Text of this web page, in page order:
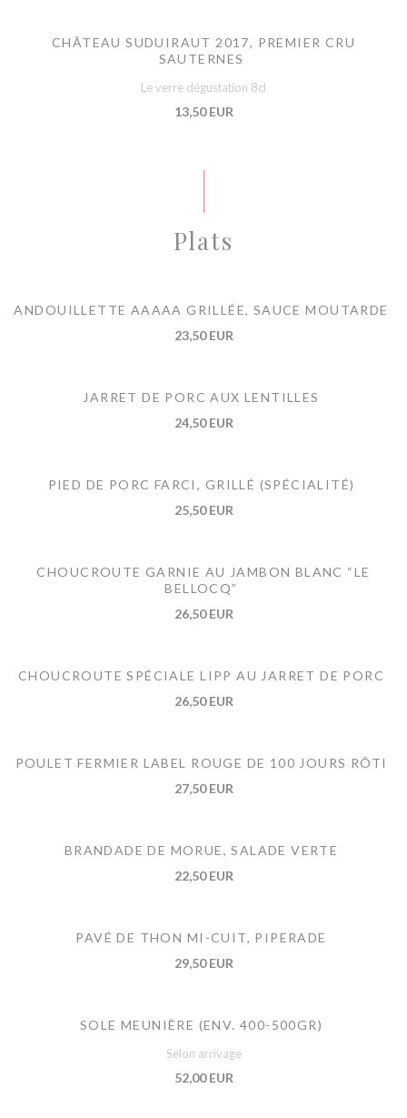
CHÂTEAU SUDUIRAUT 2017, PREMIER CRU
SAUTERNES
Le verre dégustation 8cl
13,50 EUR
Plats
ANDOUILLETTE AAAAA GRILLÉE, SAUCE MOUTARDE
23,50 EUR
JARRET DE PORC AUX LENTILLES
24,50 EUR
PIED DE PORC FARCI, GRILLÉ (SPÉCIALITÉ)
25,50 EUR
CHOUCROUTE GARNIE AU JAMBON BLANC “LE
BELLOCQ”
26,50 EUR
CHOUCROUTE SPÉCIALE LIPP AU JARRET DE PORC
26,50 EUR
POULET FERMIER LABEL ROUGE DE 100 JOURS RÔTI
27,50 EUR
BRANDADE DE MORUE, SALADE VERTE
22,50 EUR
PAVÉ DE THON MI-CUIT, PIPERADE
29,50 EUR
SOLE MEUNIÈRE (ENV. 400-500GR)
Selon arrivage
52,00 EUR